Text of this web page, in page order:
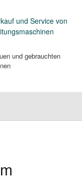
und gebrauchten